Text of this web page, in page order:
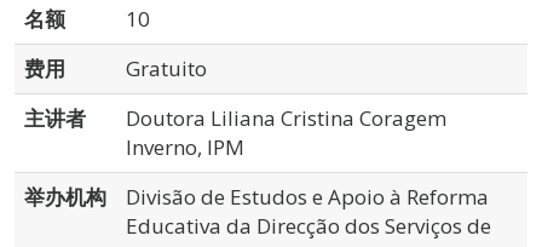
名额
10
费用
Gratuito
主讲者
Doutora Liliana Cristina Coragem
Inverno, IPM
举办机构
Divisão de Estudos e Apoio à Reforma
Educativa da Direcção dos Serviços de